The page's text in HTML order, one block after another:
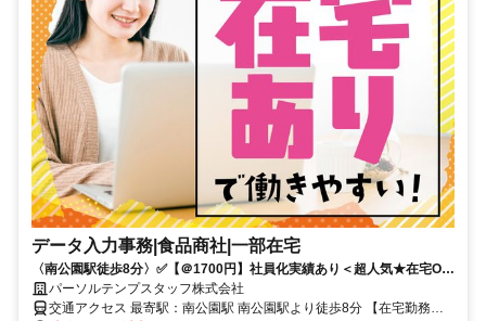
データ入力事務|食品商社|一部在宅
〈南公園駅徒歩8分〉✅️【＠1700円】社員化実績あり＜超人気★在宅OK
＞事務デビュー応援
パーソルテンプスタッフ株式会社
交通アクセス 最寄駅：南公園駅 南公園駅より徒歩8分 【在宅勤務に